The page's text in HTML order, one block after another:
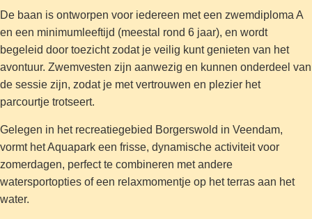
De baan is ontworpen voor iedereen met een zwemdiploma A
en een minimumleeftijd (meestal rond 6 jaar), en wordt
begeleid door toezicht zodat je veilig kunt genieten van het
avontuur. Zwemvesten zijn aanwezig en kunnen onderdeel van
de sessie zijn, zodat je met vertrouwen en plezier het
parcourtje trotseert.
Gelegen in het recreatiegebied Borgerswold in Veendam,
vormt het Aquapark een frisse, dynamische activiteit voor
zomerdagen, perfect te combineren met andere
watersportopties of een relaxmomentje op het terras aan het
water.